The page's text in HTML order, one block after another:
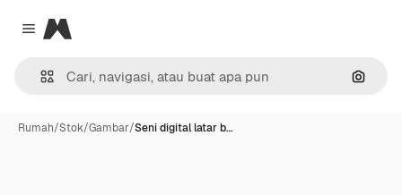
Close menu
Magnific
Rumah/Stok/Gambar/Seni digital latar b…